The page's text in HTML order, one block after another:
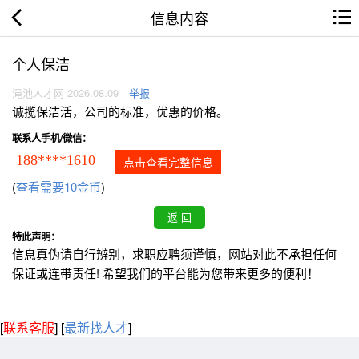
信息内容
个人保洁
渑池人才网 2026.08.09 举报
诚揽保洁活，公司的标准，优惠的价格。
联系人手机/微信：
188****1610 点击查看完整信息
(查看需要10金币)
特此声明：
信息真伪请自行辨别，求职应聘须谨慎，网站对此不承担任何
保证或连带责任! 希望我们的平台能为您带来更多的便利！
[联系客服] [最新找人才]